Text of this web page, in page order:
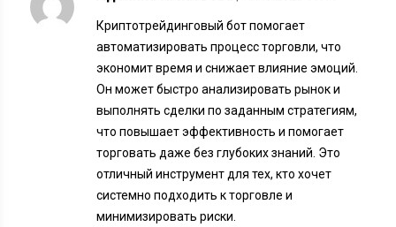
Криптотрейдинговый бот помогает
автоматизировать процесс торговли, что
экономит время и снижает влияние эмоций.
Он может быстро анализировать рынок и
выполнять сделки по заданным стратегиям,
что повышает эффективность и помогает
торговать даже без глубоких знаний. Это
отличный инструмент для тех, кто хочет
системно подходить к торговле и
минимизировать риски.